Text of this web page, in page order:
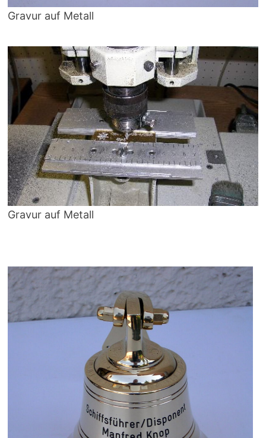
Gravur auf Metall
Gravur auf Metall